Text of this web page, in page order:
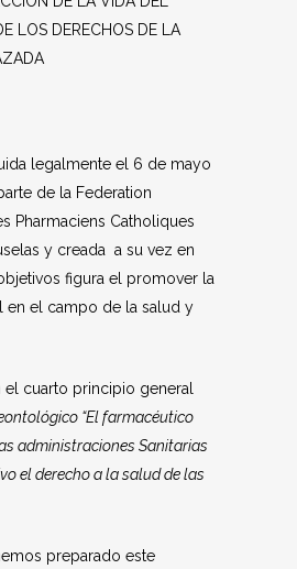
LOS DERECHOS DE LA
legalmente el 6 de mayo
de la Federation
Pharmaciens Catholiques
y creada a su vez en
figura el promover la
en el campo de la salud y
cuarto principio general
“El farmacéutico
administraciones Sanitarias
el derecho a la salud de las
preparado este